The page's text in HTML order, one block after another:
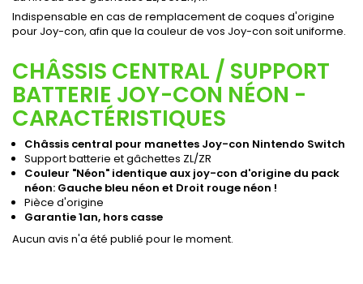
Indispensable en cas de remplacement de coques d'origine
pour Joy-con, afin que la couleur de vos Joy-con soit uniforme.
CHÂSSIS CENTRAL / SUPPORT
BATTERIE JOY-CON NÉON -
CARACTÉRISTIQUES
Châssis central pour manettes Joy-con Nintendo Switch
Support batterie et gâchettes ZL/ZR
Couleur "Néon" identique aux joy-con d'origine du pack
néon: Gauche bleu néon et Droit rouge néon !
Pièce d'origine
Garantie 1an, hors casse
Aucun avis n'a été publié pour le moment.